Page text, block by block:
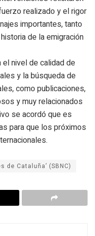
realizado y el rigor
importantes, tanto
de la emigración
nivel de calidad de
y la búsqueda de
como publicaciones,
y muy relacionados
se acordó que es
para que los próximos
de Cataluña’ (SBNC)